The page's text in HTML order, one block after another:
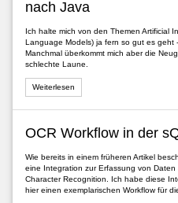
nach Java
Ich halte mich von den Themen Artificial
Language Models) ja fern so gut es geht
Manchmal überkommt mich aber die
schlechte Laune.
Weiterlesen
OCR Workflow in der
Wie bereits in einem früheren Artikel
eine Integration zur Erfassung von
Character Recognition. Ich habe diese
hier einen exemplarischen Workflow für